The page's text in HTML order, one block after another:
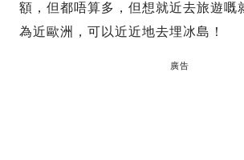
額，但都唔算多，但想就近去旅遊嘅
為近歐洲，可以近近地去埋冰島！
廣告